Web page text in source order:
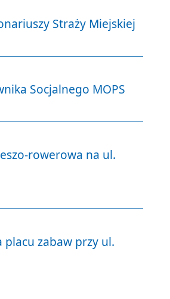
Straży Miejskiej
Socjalnego MOPS
rowerowa na ul.
placu zabaw przy ul.